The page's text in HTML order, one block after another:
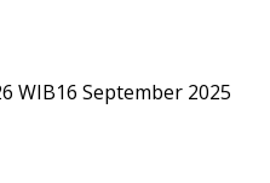
WIB16 September 2025